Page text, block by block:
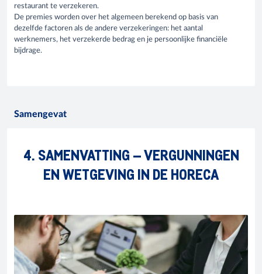
restaurant te verzekeren.
De premies worden over het algemeen berekend op basis van
dezelfde factoren als de andere verzekeringen: het aantal
werknemers, het verzekerde bedrag en je persoonlijke financiële
bijdrage.
Samengevat
4. SAMENVATTING – VERGUNNINGEN
EN WETGEVING IN DE HORECA